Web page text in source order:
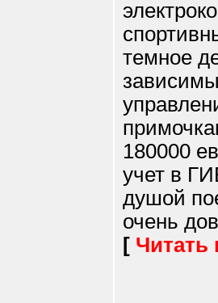
темное
180000
учет в
душой
очень
[ Читать